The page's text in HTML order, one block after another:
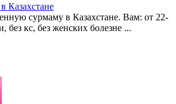
Казахстане
сурмаму в Казахстане. Вам: от 22-
без кс, без женских болезне ...